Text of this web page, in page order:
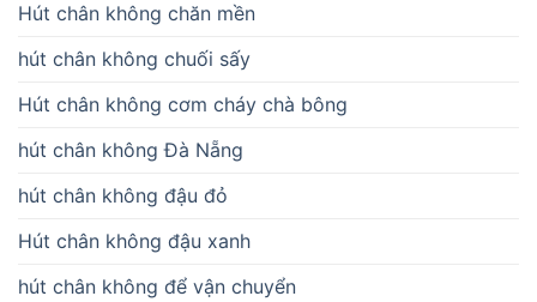
Hút chân không chăn mền
hút chân không chuối sấy
Hút chân không cơm cháy chà bông
hút chân không Đà Nẵng
hút chân không đậu đỏ
Hút chân không đậu xanh
hút chân không để vận chuyển